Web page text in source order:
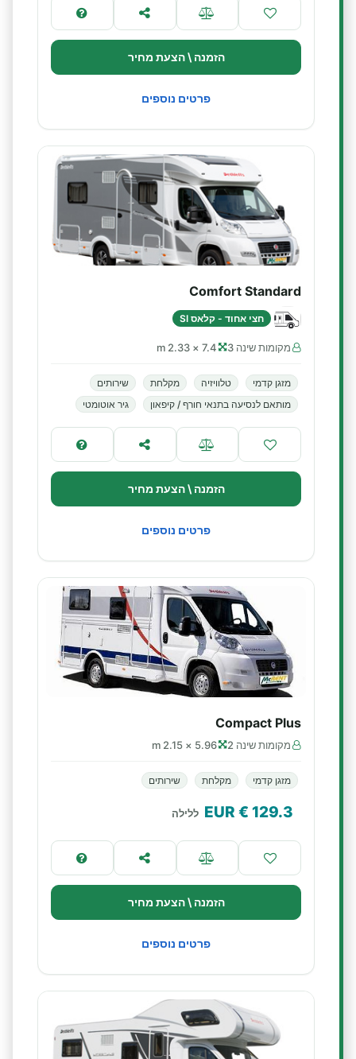
הזמנה \ הצעת מחיר
פרטים נוספים
Comfort Standard
חצי אחוד - קלאס SI
מקומות שינה 3 7.4 × 2.33 m
מזגן קדמי טלוויזיה מקלחת
שירותים
מותאם לנסיעה בתנאי חורף / קיפאון
גיר אוטומטי
הזמנה \ הצעת מחיר
פרטים נוספים
Compact Plus
מקומות שינה 2 5.96 × 2.15 m
מזגן קדמי מקלחת שירותים
129.3
€ EUR ללילה
הזמנה \ הצעת מחיר
פרטים נוספים